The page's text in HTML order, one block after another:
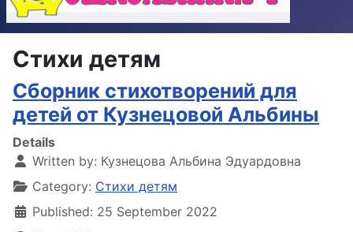
Стихи детям
Сборник стихотворений для
детей от Кузнецовой Альбины
Details
Written by: Кузнецова Альбина Эдуардовна
Category: Стихи детям
Published: 25 September 2022